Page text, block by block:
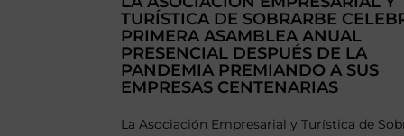
TURÍSTICA DE SOBRARBE
PRIMERA ASAMBLEA ANUAL
PRESENCIAL DESPUÉS DE LA
PANDEMIA PREMIANDO A SUS
EMPRESAS CENTENARIAS
La Asociación Empresarial y Turística de